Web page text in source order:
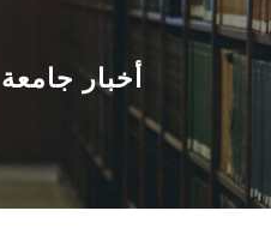
أخبار